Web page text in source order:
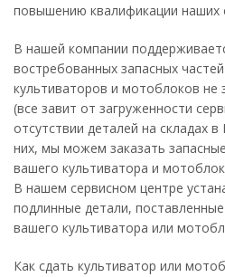
повышению квалификации наших
В нашей компании
востребованных запасных
культиваторов и мотоблоков не
(все завит от загруженности
отсутствии деталей на складах
них, мы можем заказать
вашего культиватора и
В нашем сервисном центре
подлинные детали,
вашего культиватора или
Как сдать культиватор или